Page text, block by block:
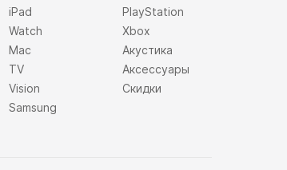
iPad
Watch
Mac
TV
Vision
Samsung
PlayStation
Xbox
Акустика
Аксессуары
Скидки